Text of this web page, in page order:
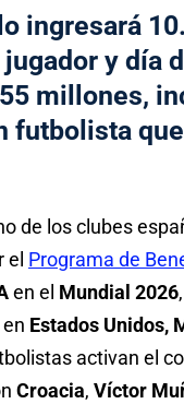
ingresará
y día
millones,
futbolista
de los clubes
el Programa de
en el Mundial 2026
en Estados Unidos,
activan el
Croacia, Víctor